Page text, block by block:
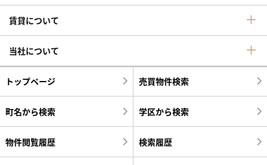
賃貸について
当社について
トップページ 売買物件検索
町名から検索 学区から検索
物件閲覧履歴 検索履歴